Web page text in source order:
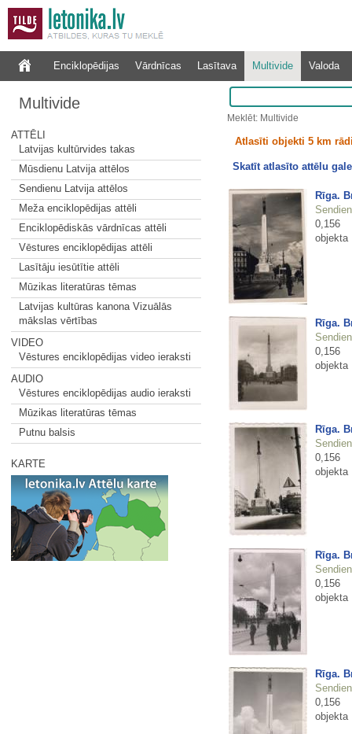
Enciklopēdijas Vārdnīcas Lasītava Multivide Valoda
Multivide
ATTĒLI
Latvijas kultūrvides takas
Mūsdienu Latvija attēlos
Sendienu Latvija attēlos
Meža enciklopēdijas attēli
Enciklopēdiskās vārdnīcas attēli
Vēstures enciklopēdijas attēli
Lasītāju iesūtītie attēli
Mūzikas literatūras tēmas
Latvijas kultūras kanona Vizuālās
mākslas vērtības
VIDEO
Vēstures enciklopēdijas video ieraksti
AUDIO
Vēstures enciklopēdijas audio ieraksti
Mūzikas literatūras tēmas
Putnu balsis
KARTE
Meklēt: Multivide
Atlasīti objekti 5 km
Skatīt atlasīto attēlu
Rīga.
0,156
objekta
Rīga.
0,156
objekta
Rīga.
0,156
objekta
Rīga.
0,156
objekta
Rīga.
0,156
objekta